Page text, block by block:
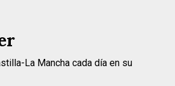
La Mancha cada día en su